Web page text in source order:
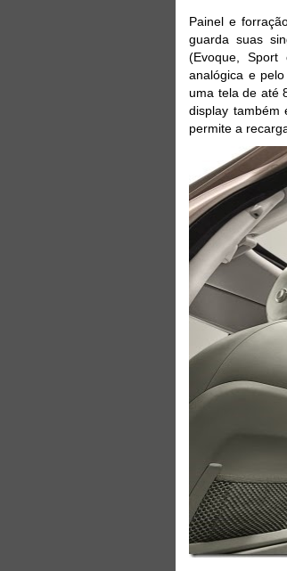
Painel e
guarda suas
(Evoque, Sport
analógica e
uma tela de até
display também
permite a